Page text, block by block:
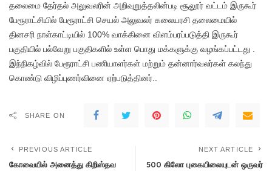
தலைமை தேர்தல் அலுவலரின் அறிவுறுத்தலின்படி சூலூர் வட்டம் இருகூர்
பேரூராட்சியில் பேரூராட்சி செயல் அலுவலர் கலையரசி தலைமையில்
தினசரி நாள்காட்டியில் 100% வாக்கினை விளம்பரப்படுத்தி இருகூர்
பகுதியில் பல்வேறு பகுதிகளில் உள்ள பொது மக்களுக்கு வழங்கப்பட்டது .
இந்நிகழ்வில் பேரூராட்சி பணியாளர்கள் மற்றும் தன்னார்வலர்கள் கலந்து
கொண்டு விழிப்புணர்வினை ஏற்படுத்தினர்..
SHARE ON
PREVIOUS ARTICLE
கோவையில் அனைத்து கிறிஸ்தவ
NEXT ARTICLE
500 கிலோ புகையிலையுடன் ஒருவர்